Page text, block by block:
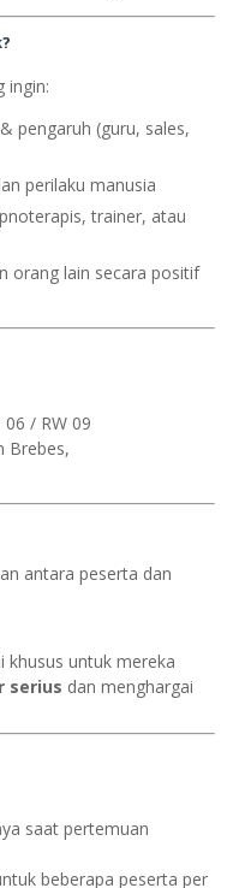
ingin:
pengaruh (guru, sales,
perilaku manusia
trainer, atau
orang lain secara positif
/ RW 09
Brebes,
antara peserta dan
khusus untuk mereka
serius dan menghargai
saat pertemuan
beberapa peserta per